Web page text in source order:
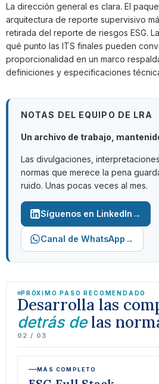
La dirección general es clara. El
arquitectura de reporte supervisivo
retirada del reporte de riesgos ESG.
qué punto las ITS finales pueden
proporcionalidad en un marco
definiciones y especificaciones
NOTAS DEL EQUIPO DE LRA
Un archivo de trabajo,
Las divulgaciones,
normas que merece la pena
ruido. Unas pocas veces al mes.
Síguenos en LinkedIn →
Canal de WhatsApp →
PRÓXIMO PASO RECOMENDADO
Desarrolla las
detrás delas
02 / 03
MÁS COMPLETO